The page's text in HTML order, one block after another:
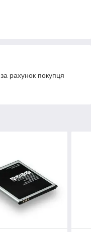
рахунок покупця